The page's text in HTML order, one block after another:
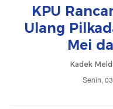
KPU
Ulang
Mei
Kadek
Senin,